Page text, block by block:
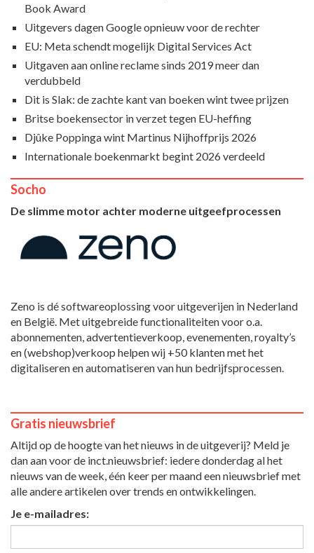
Book Award
Uitgevers dagen Google opnieuw voor de rechter
EU: Meta schendt mogelijk Digital Services Act
Uitgaven aan online reclame sinds 2019 meer dan
verdubbeld
Dit is Slak: de zachte kant van boeken wint twee prijzen
Britse boekensector in verzet tegen EU-heffing
Djûke Poppinga wint Martinus Nijhoffprijs 2026
Internationale boekenmarkt begint 2026 verdeeld
Socho
De slimme motor achter moderne uitgeefprocessen
Zeno is dé softwareoplossing voor uitgeverijen in Nederland
en België. Met uitgebreide functionaliteiten voor o.a.
abonnementen, advertentieverkoop, evenementen, royalty’s
en (webshop)verkoop helpen wij +50 klanten met het
digitaliseren en automatiseren van hun bedrijfsprocessen.
Gratis nieuwsbrief
Altijd op de hoogte van het nieuws in de uitgeverij? Meld je
dan aan voor de inct.nieuwsbrief: iedere donderdag al het
nieuws van de week, één keer per maand een nieuwsbrief met
alle andere artikelen over trends en ontwikkelingen.
Je e-mailadres: